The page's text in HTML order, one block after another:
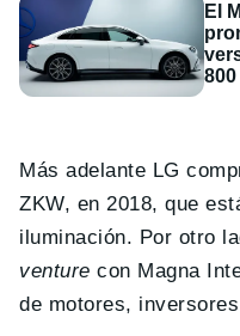
El
Más adelante LG
ZKW, en 2018, que
iluminación. Por otro
venture con Magna
de motores,